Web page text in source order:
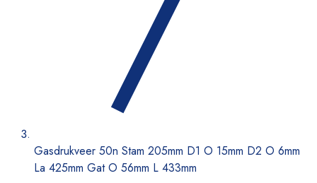
Gasdrukveer 50n Stam 205mm D1 O 15mm D2 O 6mm
La 425mm Gat O 56mm L 433mm